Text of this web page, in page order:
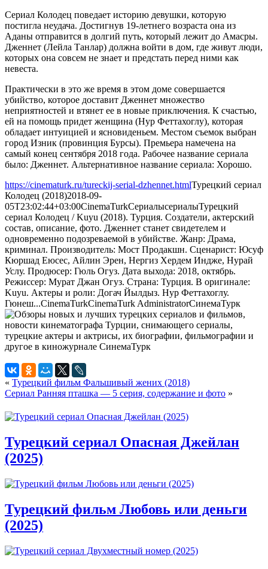
Сериал Колодец поведает историю девушки, которую
постигла неудача. Достигнув 19-летнего возраста она из
Аданы отправится в долгий путь, который лежит до Амасры.
Дженнет (Лейла Танлар) должна войти в дом, где живут люди,
которых она совсем не знает и предстать перед ними как
невеста.
Практически в это же время в этом доме совершается
убийство, которое доставит Дженнет множество
неприятностей и втянет ее в новые приключения. К счастью,
ей на помощь придет женщина (Нур Феттахоглу), которая
обладает интуицией и ясновиденьем. Местом съемок выбран
город Изник (провинция Бурсы). Премьера намечена на
самый конец сентября 2018 года. Рабочее название сериала
было: Дженнет. Альтернативное название сериала: Хорошо.
https://cinematurk.ru/tureckij-serial-dzhennet.htmlТурецкий сериал
Колодец (2018)2018-09-
05T23:02:44+03:00CinemaTurkСериалысериалыТурецкий
сериал Колодец / Kuyu (2018). Турция. Создатели, актерский
состав, описание, фото. Дженнет станет свидетелем и
одновременно подозреваемой в убийстве. Жанр: Драма,
криминал. Производитель: Мост Продакшн. Сценарист: Юсуф
Кюршад Еюсес, Айлин Эрен, Нергиз Хердем Индже, Нурай
Услу. Продюсер: Гюль Огуз. Дата выхода: 2018, октябрь.
Режиссер: Мурат Джан Огуз. Страна: Турция. В оригинале:
Kuyu. Актеры и роли: Догач Йылдыз. Нур Феттахоглу.
Гюнеш...CinemaTurkCinemaTurk AdministratorСинемаТурк
« Турецкий фильм Фальшивый жених (2018)
Сериал Ранняя пташка — 5 серия, содержание и фото »
Турецкий сериал Опасная Джейлан
(2025)
Турецкий фильм Любовь или деньги
(2025)